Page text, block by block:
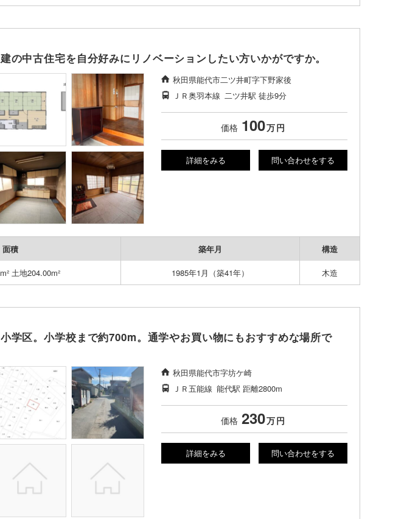
の中古住宅を自分好みにリノベーションしたい方いかがですか。
秋田県能代市二ツ井町字下野家後
ＪＲ奥羽本線 二ツ井駅 徒歩9分
価格 100万円
詳細をみる 問い合わせをする
面積 築年月 構造
土地204.00m² 1985年1月（築41年） 木造
学区。小学校まで約700m。通学やお買い物にもおすすめな場所で
秋田県能代市字坊ケ崎
ＪＲ五能線 能代駅 距離2800m
価格 230万円
詳細をみる 問い合わせをする